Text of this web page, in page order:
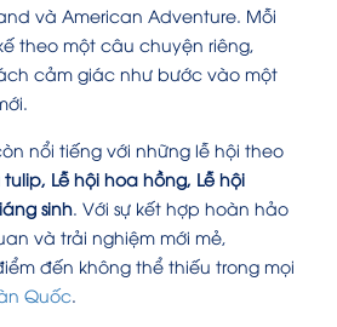
và American Adventure. Mỗi
theo một câu chuyện riêng,
cảm giác như bước vào một
nổi tiếng với những lễ hội theo
tulip, Lễ hội hoa hồng, Lễ hội
sinh . Với sự kết hợp hoàn hảo
và trải nghiệm mới mẻ,
đến không thể thiếu trong mọi
Quốc